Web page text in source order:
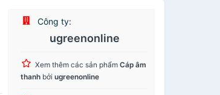
Công ty:
ugreenonline
Xem thêm các sản phẩmCáp âm
thanh bởiugreenonline